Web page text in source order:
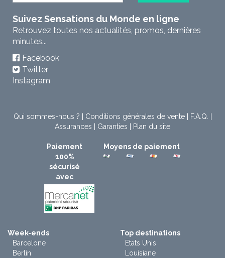
Suivez Sensations du Monde en ligne
Retrouvez toutes nos actualités, promos, dernières
minutes...
Facebook
Twitter
Instagram
Qui sommes-nous ? Conditions générales de vente| F.A.Q.
Assurances
Garanties Plan du site
Paiement
100%
sécurisé
avec
Moyens de paiement
Week-ends
Barcelone
Berlin
Top destinations
Etats Unis
Louisiane